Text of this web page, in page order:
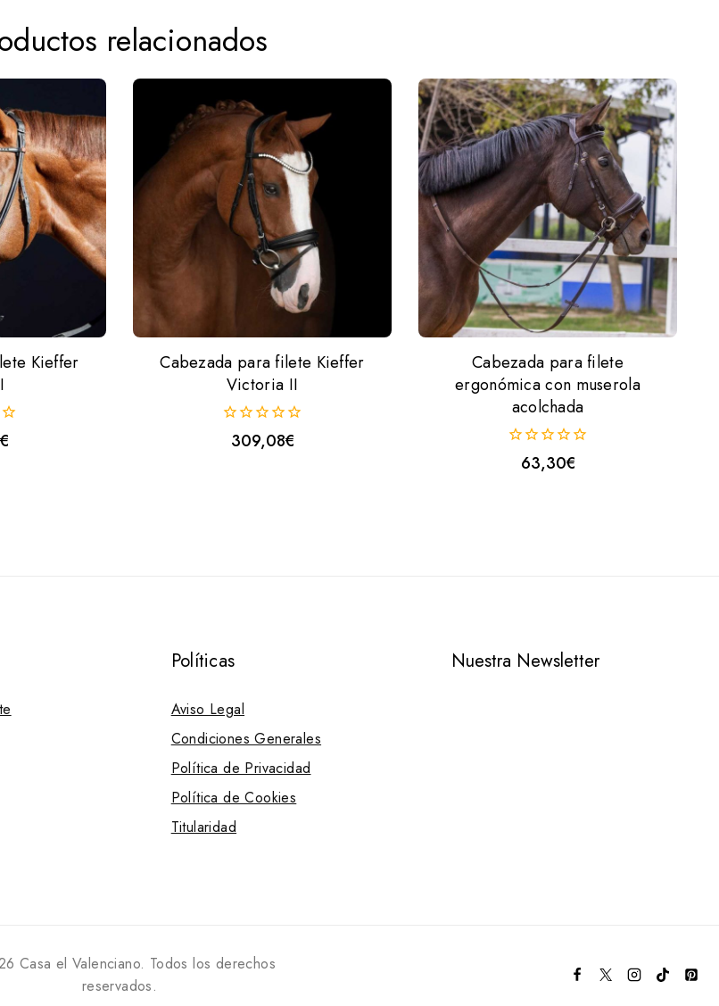
relacionados
Kieffer
€
Cabezada para filete Kieffer
Victoria II
fuera
309,08€
Cabezada para filete
ergonómica con muserola
acolchada
fuera
63,30€
Políticas
Aviso Legal
Condiciones Generales
Política de Privacidad
Política de Cookies
Titularidad
Nuestra Newsletter
Casa el Valenciano. Todos los derechos
reservados.